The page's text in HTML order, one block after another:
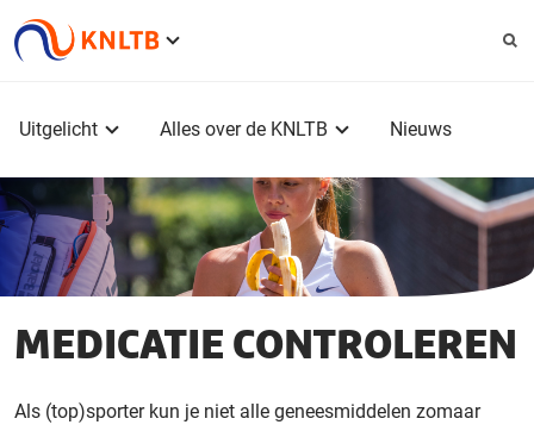
Uitgelicht Alles over de KNLTB Nieuws
MEDICATIE CONTROLEREN
Als (top)sporter kun je niet alle geneesmiddelen zomaar